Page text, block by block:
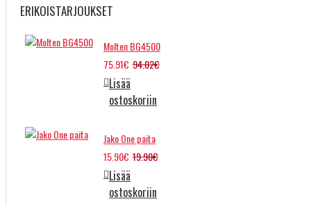
ERIKOISTARJOUKSET
Molten BG4500
75.91€ 94.02€
Lisää
ostoskoriin
Jako One paita
15.90€ 19.90€
Lisää
ostoskoriin